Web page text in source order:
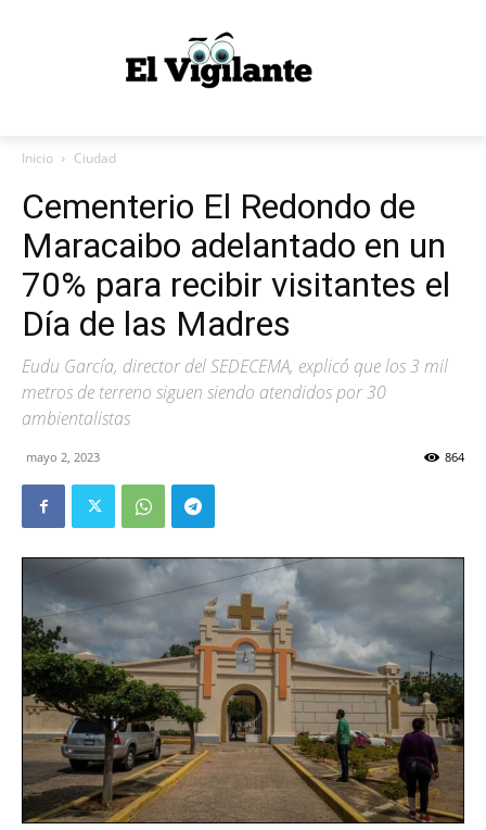
Inicio Ciudad
Cementerio El Redondo de
Maracaibo adelantado en un
70% para recibir visitantes el
Día de las Madres
Eudu García, director del SEDECEMA, explicó que los 3 mil
metros de terreno siguen siendo atendidos por 30
ambientalistas
mayo 2, 2023 864